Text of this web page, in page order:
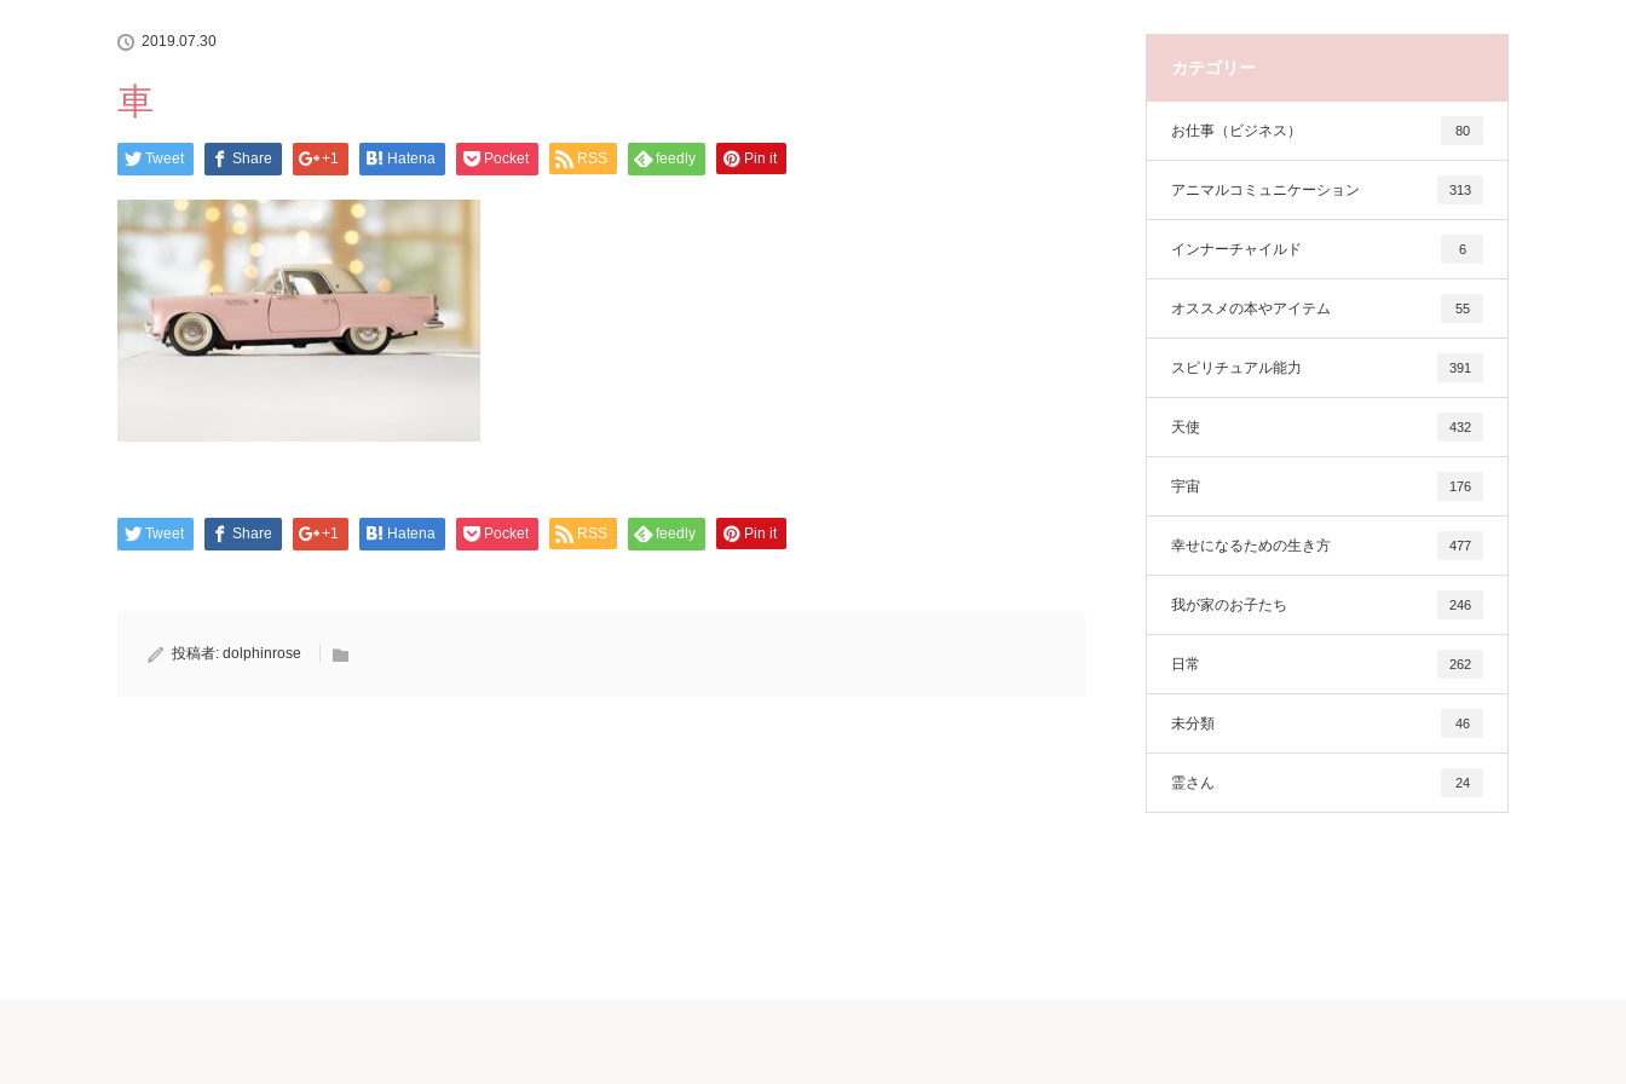
2019.07.30
車
Tweet Share +1 Hatena Pocket RSS feedly Pin it
Tweet Share +1 Hatena Pocket RSS feedly Pin it
投稿者: dolphinrose
カテゴリー
お仕事（ビジネス） 80
アニマルコミュニケーション 313
インナーチャイルド 6
オススメの本やアイテム 55
スピリチュアル能力 391
天使 432
宇宙 176
幸せになるための生き方 477
我が家のお子たち 246
日常 262
未分類 46
霊さん 24